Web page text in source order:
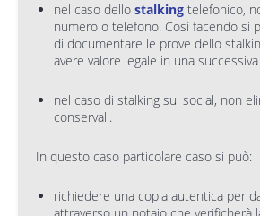
nel caso dello stalking telefonico,
numero o telefono. Così facendo si
di documentare le prove dello
avere valore legale in una
nel caso di stalking sui social, non
conservali.
In questo caso particolare caso si può:
richiedere una copia autentica per